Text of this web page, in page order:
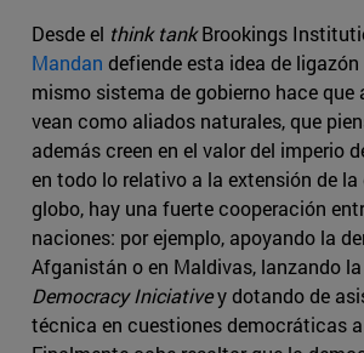
Desde el think tankBrookings
Mandan defiende esta idea de
mismo sistema de gobierno hace que
vean como aliados naturales, que
además creen en el valor del imperio
en todo lo relativo a la extensión de
globo, hay una fuerte cooperación
naciones: por ejemplo, apoyando la
Afganistán o en Maldivas, lanzando la
Democracy Iniciativey dotando de
técnica en cuestiones democráticas